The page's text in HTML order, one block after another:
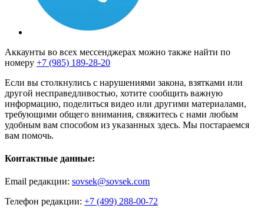
Аккаунты во всех мессенджерах можно также найти по
номеру +7 (985) 189-28-20
Если вы столкнулись с нарушениями закона, взятками или
другой несправедливостью, хотите сообщить важную
информацию, поделиться видео или другими материалами,
требующими общего внимания, свяжитесь с нами любым
удобным вам способом из указанных здесь. Мы постараемся
вам помочь.
Контактные данные:
Email редакции: sovsek@sovsek.com
Телефон редакции: +7 (499) 288-00-72